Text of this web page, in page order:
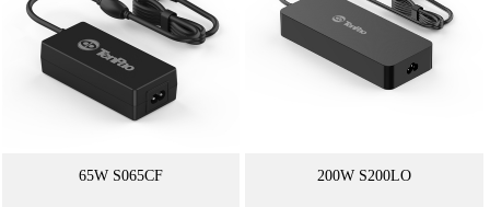
65W S065CF 200W S200LO